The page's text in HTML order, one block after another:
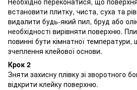
встановити плитку, чиста, суха та
видалити будь-який пил, бруд або
необхідності вирівняти поверхню.
повинні бути кімнатної
зчеплення клейової основи.
Крок 2
Зняти захисну плівку зі зворотного
відкрити клейку поверхню.